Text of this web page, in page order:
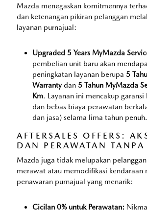
Mazda menegaskan komitmennya
dan ketenangan pikiran pelanggan
layanan purnajual:
Upgraded 5 Years MyMazda
pembelian unit baru akan
peningkatan layanan berupa 5
Warrantydan 5 Tahun MyMazda
Km. Layanan ini mencakup
dan bebas biaya perawatan
dan jasa) selama lima tahun penuh.
AFTERSALES OFFERS:
DAN PERAWATAN
Mazda juga tidak melupakan
merawat atau memodifikasi kendaraan
penawaran purnajual yang menarik:
Cicilan 0% untuk Perawatan: